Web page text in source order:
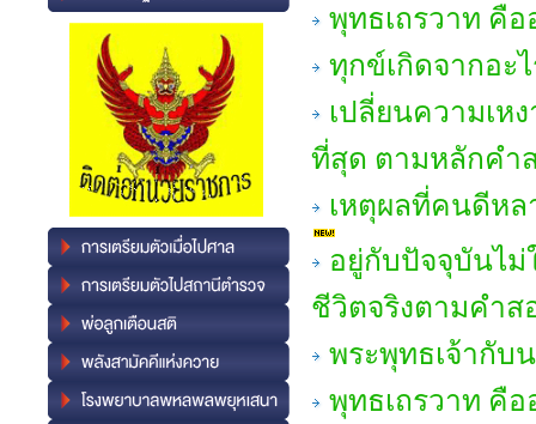
พุทธเถรวาท คือ
ทุกข์เกิดจากอะ
เปลี่ยนความเห
ที่สุด ตามหลักคำ
เหตุผลที่คนดีห
อยู่กับปัจจุบันไ
ชีวิตจริงตามคำส
พระพุทธเจ้ากับ
พุทธเถรวาท คือ